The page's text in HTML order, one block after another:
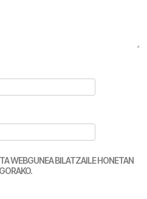
WEBGUNEA BILATZAILE HONETAN